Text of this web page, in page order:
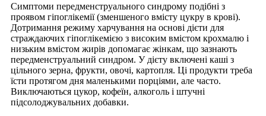
Симптоми передменструального синдрому подібні з
проявом гіпоглікемії (зменшеного вмісту цукру в крові).
Дотримання режиму харчування на основі дієти для
страждаючих гіпоглікемією з високим вмістом крохмалю і
низьким вмістом жирів допомагає жінкам, що зазнають
передменструальний синдром. У дієту включені каші з
цільного зерна, фрукти, овочі, картопля. Ці продукти треба
їсти протягом дня маленькими порціями, але часто.
Виключаються цукор, кофеїн, алкоголь і штучні
підсолоджувальних добавки.